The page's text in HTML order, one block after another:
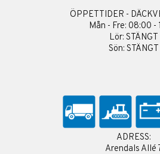
ÖPPETTIDER -
Mån - Fre: 08:00 -
Lör: STÄNGT
Sön: STÄNGT
ADRESS:
Arendals Allé